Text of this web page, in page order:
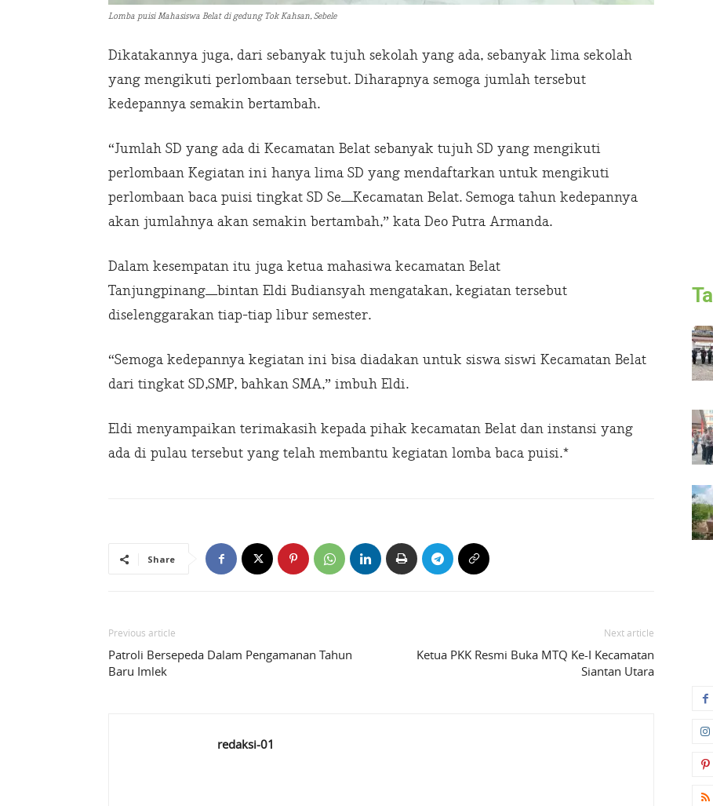
Lomba puisi Mahasiswa Belat di gedung Tok Kahsan, Sebele
Dikatakannya juga, dari sebanyak tujuh sekolah yang ada, sebanyak lima sekolah
yang mengikuti perlombaan tersebut. Diharapnya semoga jumlah tersebut
kedepannya semakin bertambah.
“Jumlah SD yang ada di Kecamatan Belat sebanyak tujuh SD yang mengikuti
perlombaan Kegiatan ini hanya lima SD yang mendaftarkan untuk mengikuti
perlombaan baca puisi tingkat SD Se_Kecamatan Belat. Semoga tahun kedepannya
akan jumlahnya akan semakin bertambah,” kata Deo Putra Armanda.
Dalam kesempatan itu juga ketua mahasiwa kecamatan Belat
Tanjungpinang_bintan Eldi Budiansyah mengatakan, kegiatan tersebut
diselenggarakan tiap-tiap libur semester.
“Semoga kedepannya kegiatan ini bisa diadakan untuk siswa siswi Kecamatan Belat
dari tingkat SD,SMP, bahkan SMA,” imbuh Eldi.
Eldi menyampaikan terimakasih kepada pihak kecamatan Belat dan instansi yang
ada di pulau tersebut yang telah membantu kegiatan lomba baca puisi.*
Share
Previous article
Patroli Bersepeda Dalam Pengamanan Tahun
Baru Imlek
Next article
Ketua PKK Resmi Buka MTQ Ke-I Kecamatan
Siantan Utara
redaksi-01